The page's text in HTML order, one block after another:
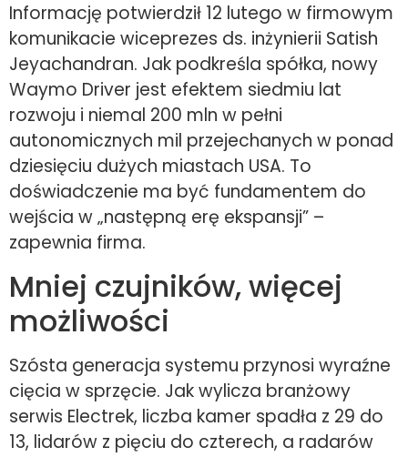
Informację potwierdził 12 lutego w firmowym
komunikacie wiceprezes ds. inżynierii Satish
Jeyachandran. Jak podkreśla spółka, nowy
Waymo Driver jest efektem siedmiu lat
rozwoju i niemal 200 mln w pełni
autonomicznych mil przejechanych w ponad
dziesięciu dużych miastach USA. To
doświadczenie ma być fundamentem do
wejścia w „następną erę ekspansji” –
zapewnia firma.
Mniej czujników, więcej
możliwości
Szósta generacja systemu przynosi wyraźne
cięcia w sprzęcie. Jak wylicza branżowy
serwis Electrek, liczba kamer spadła z 29 do
13, lidarów z pięciu do czterech, a radarów